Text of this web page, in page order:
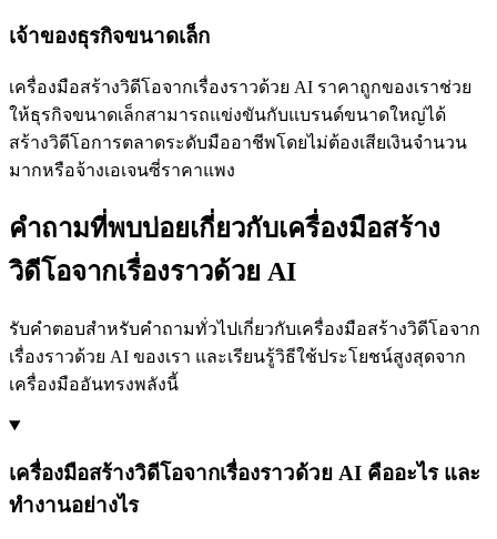
เจ้าของธุรกิจขนาดเล็ก
เครื่องมือสร้างวิดีโอจากเรื่องราวด้วย AI ราคาถูกของเราช่วย
ให้ธุรกิจขนาดเล็กสามารถแข่งขันกับแบรนด์ขนาดใหญ่ได้
สร้างวิดีโอการตลาดระดับมืออาชีพโดยไม่ต้องเสียเงินจำนวน
มากหรือจ้างเอเจนซี่ราคาแพง
คำถามที่พบบ่อยเกี่ยวกับเครื่องมือสร้าง
วิดีโอจากเรื่องราวด้วย AI
รับคำตอบสำหรับคำถามทั่วไปเกี่ยวกับเครื่องมือสร้างวิดีโอจาก
เรื่องราวด้วย AI ของเรา และเรียนรู้วิธีใช้ประโยชน์สูงสุดจาก
เครื่องมืออันทรงพลังนี้
เครื่องมือสร้างวิดีโอจากเรื่องราวด้วย AI คืออะไร และ
ทำงานอย่างไร